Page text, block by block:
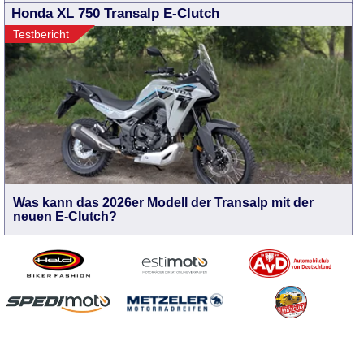
Honda XL 750 Transalp E-Clutch
Testbericht
Was kann das 2026er Modell der Transalp mit der
neuen E-Clutch?